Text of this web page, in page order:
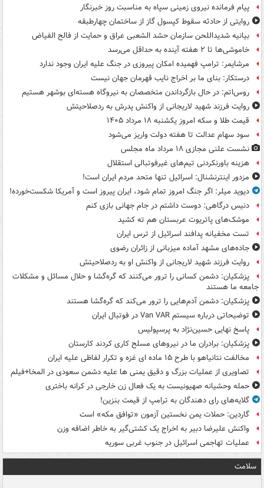
پیام فرمانده نیروی زمینی سپاه به مناسبت روز خبرنگار
روایتی از حادثه سقوط کپسول گاز از ساختمان چهارطبقه
بیانیه شدیداللحن سازمان حشد الشعبی عراق و حمایت از فالح الفیاض
خاموشی‌ها تا ۲ هفته آینده به حداقل می‌رسد
مرشایمر: ترامپ فهمیده امکان پیروزی در جنگ علیه ایران وجود ندارد
درستکار: بنای ما بر اخراج نایب قهرمان جهان نیست
روس‌اتم: در حال بازگرداندن متخصصان به نیروگاه هسته‌ای بوشهر هستیم
روایت فرزند شهید لاریجانی از واکنش پدرش به ردصلاحیتش
قیمت طلا و سکه امروز یکشنبه ۱۸ مرداد ۱۴۰۵
سود سهام عدالت تا هفته دولت واریز می‌شود
نشست علنی مجازی ۱۸ مرداد ماه مجلس
هزینه باورنکردنی تیم‌های غیرفوتبالی استقلال
مزدور اینترنشنال: اسرائیل تنها متحد مردم ایران است!
دیوید میلر: اگر جنگ امروز تمام شود، ایران پیروز است و آمریکا شکست‌خورده!
دنیس درگاهی: دوست داشتم در جام جهانی بازی کنم
موشک‌های پاتریوت عربستان هم ته‌ کشید
تست مخفیانه پدافند اسرائیل از ترس ایران
جاده‌های مشهد آماده میزبانی از زائران رضوی
روایت فرزند شهید لاریجانی از واکنش او به ردصلاحیتش
پزشکیان: دشمن کسانی را ترور می‌کنند که گره‌گشا و حلال مسائل و مشکلات
جامعه ما هستند
پزشکیان: دشمن آدم‌هایی را ترور می‌کند که گره‌گشا هستند
توضیحاتی درباره سیستم Van VAR در فوتبال ایران
پاسخ نهایی حسین‌نژاد به پرسپولیس
پزشکیان: برادران ما در نیروهای مسلح کاری کردند کارستان
مخالفت نتانیاهو با طرح ۱۵ ماده ای غزه و تکرار لفاظی علیه ایران
تصاویری از عملیات بزرگ و دقیق یمنی ها علیه دشمن سعودی در المخا+فیلم
حمله وحشیانه صهیونیست به یک فعال زن خارجی در کرانه باختری
گلایه‌های رای دهندگان به ترامپ از قیمت بنزین!
گاردین: حملات یمن نخستین آزمون «توافق مکه» است
واکنش علیرضا دبیر به اخراج یک کشتی‌گیر به خاطر اضافه وزن
عملیات تهاجمی اسرائیل در جنوب غربی سوریه
سلامت